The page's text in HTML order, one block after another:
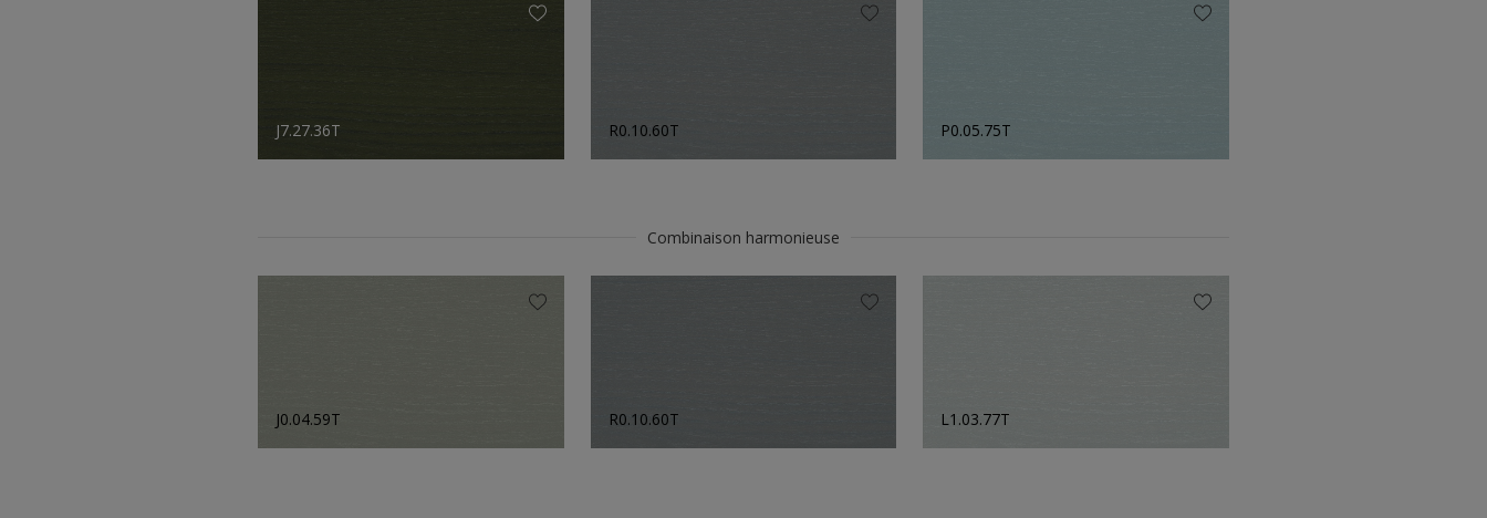
J7.27.36T R0.10.60T P0.05.75T
Combinaison harmonieuse
J0.04.59T R0.10.60T L1.03.77T